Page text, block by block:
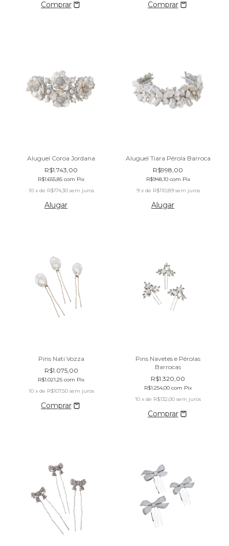
Aluguel Coroa Jordana
R$1.743,00
R$1.655,85 com Pix
10 x de R$174,30 sem juros
Alugar
Aluguel Tiara Pérola Barroca
R$998,00
R$948,10 com Pix
9 x de R$110,89 sem juros
Alugar
Pins Nati Vozza
R$1.075,00
R$1.021,25 com Pix
10 x de R$107,50 sem juros
Pins Navetes e Pérolas
Barrocas
R$1.320,00
R$1.254,00 com Pix
10 x de R$132,00 sem juros